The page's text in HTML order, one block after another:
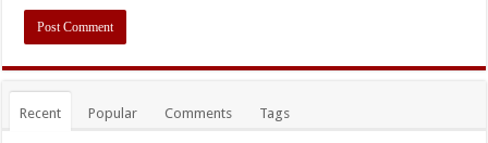
Recent Popular Comments Tags